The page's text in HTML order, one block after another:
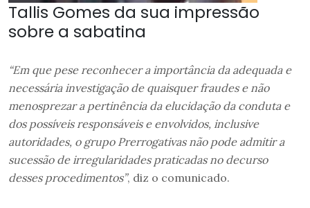
Tallis Gomes da sua impressão
sobre a sabatina
“Em que pese reconhecer a importância da adequada e
necessária investigação de quaisquer fraudes e não
menosprezar a pertinência da elucidação da conduta e
dos possíveis responsáveis e envolvidos, inclusive
autoridades, o grupo Prerrogativas não pode admitir a
sucessão de irregularidades praticadas no decurso
desses procedimentos”, diz o comunicado.